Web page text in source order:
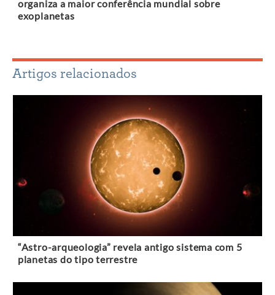
organiza a maior conferência mundial sobre
exoplanetas
Artigos relacionados
“Astro-arqueologia” revela antigo sistema com 5
planetas do tipo terrestre